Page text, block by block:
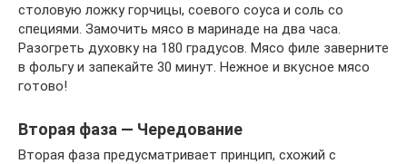
столовую ложку горчицы, соевого соуса и соль со
специями. Замочить мясо в маринаде на два часа.
Разогреть духовку на 180 градусов. Мясо филе заверните
в фольгу и запекайте 30 минут. Нежное и вкусное мясо
готово!
Вторая фаза — Чередование
Вторая фаза предусматривает принцип, схожий с